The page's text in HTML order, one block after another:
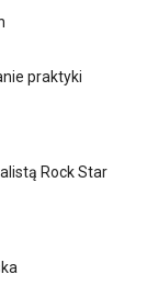
praktyki
Rock Star